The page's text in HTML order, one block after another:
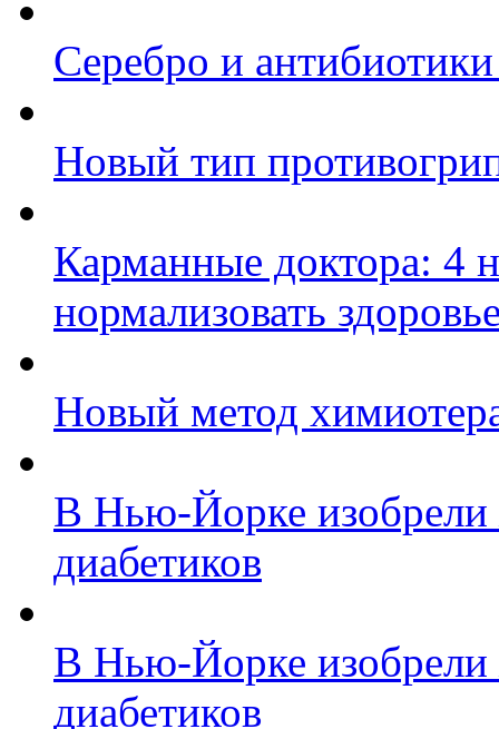
Серебро и
Новый тип
Карманные доктора: 4
нормализовать
Новый метод
В Нью-Йорке изобрели
диабетиков
В Нью-Йорке изобрели
диабетиков